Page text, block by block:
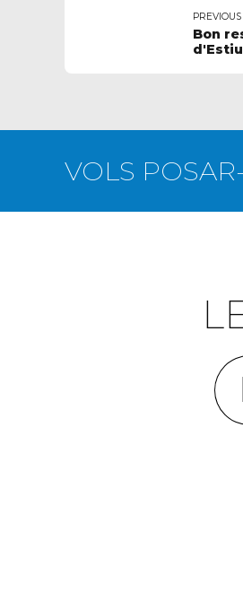
PREVIOUS
Bon
VOLS